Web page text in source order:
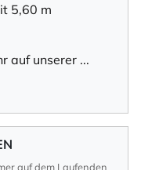
5,60 m
auf unserer ...
auf dem Laufenden